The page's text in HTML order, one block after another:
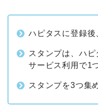
ハピタスに登録
スタンプは、ハピ
サービス利用で1
スタンプを3つ集